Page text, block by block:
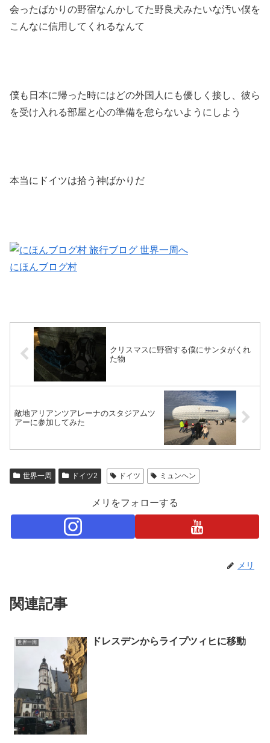
会ったばかりの野宿なんかしてた野良犬みたいな汚い僕を
こんなに信用してくれるなんて
僕も日本に帰った時にはどの外国人にも優しく接し、彼ら
を受け入れる部屋と心の準備を怠らないようにしよう
本当にドイツは拾う神ばかりだ
にほんブログ村
クリスマスに野宿する僕にサンタがくれ
た物
敵地アリアンツアレーナのスタジアムツ
アーに参加してみた
世界一周 ドイツ2 ドイツ ミュンヘン
メリをフォローする
メリ
関連記事
世界一周 ドレスデンからライプツィヒに移動